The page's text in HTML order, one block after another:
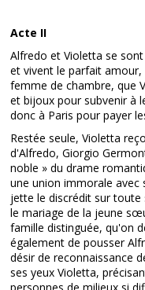
Acte II
Alfredo et Violetta se
et vivent le parfait amour,
femme de chambre, que
et bijoux pour subvenir à
donc à Paris pour payer
Restée seule, Violetta
d'Alfredo, Giorgio
noble » du drame
une union immorale
jette le discrédit sur
le mariage de la jeune
famille distinguée, qu'on
également de pousser
désir de reconnaissance
ses yeux Violetta,